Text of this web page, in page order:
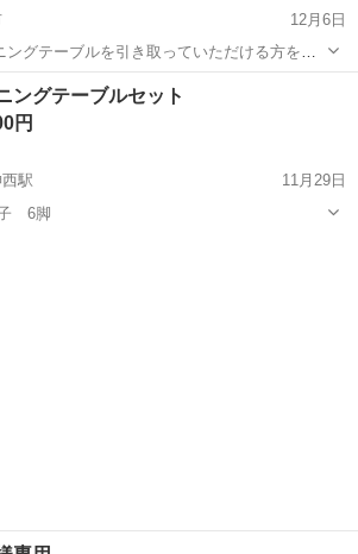
12月6日
ングテーブルを引き取っていただける方を探
（cm） 椅子（1人用が3つ）：長さ×
イニングセット ダイニング
ングテーブルセット
円
駅
11月29日
子 6脚